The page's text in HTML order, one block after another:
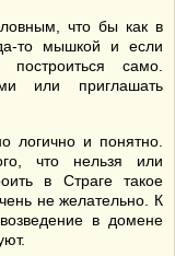
что бы как в
то мышкой и если
само.
или приглашать
логично и понятно.
что нельзя или
в Страге такое
не желательно. К
в домене